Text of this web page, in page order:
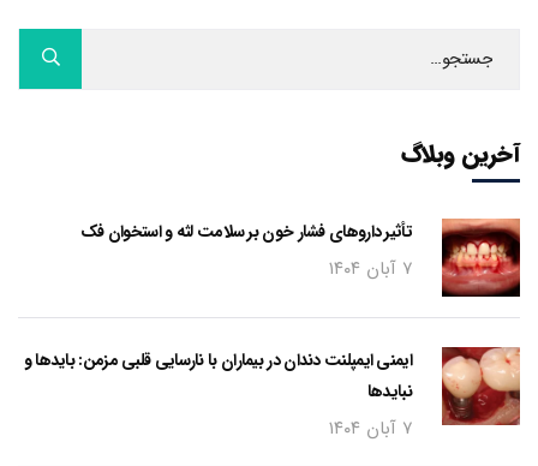
آخرین وبلاگ
تأثیر داروهای فشار خون بر سلامت لثه و استخوان فک
۷ آبان ۱۴۰۴
ایمنی ایمپلنت دندان در بیماران با نارسایی قلبی مزمن: بایدها و
نبایدها
۷ آبان ۱۴۰۴